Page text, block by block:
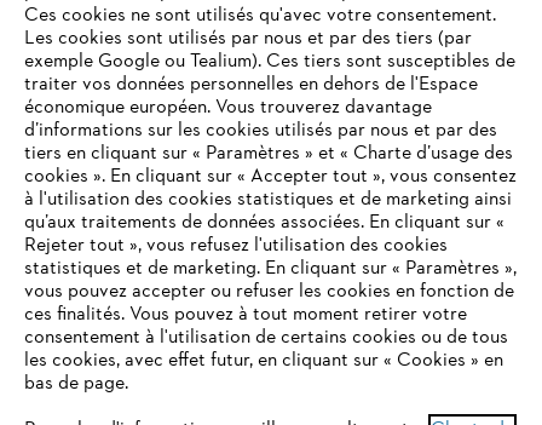
L'Entreprise
Questions / Réponses
Service
Conditions Générales de Vente
Politique de protection des données
VOTRE NAVIGATEUR INTERNET
N'EST PLUS PRIS EN CHARGE
Vous utilisez un navigateur Internet que nous ne prenons plus
en charge, et certaines fonctionnalités de notre site ne
peuvent fonctionner correctement. Pour une utilisation
Ces cookies ne sont utilisés qu'avec votre consentement.
Les cookies sont utilisés par nous et par des tiers (par
exemple Google ou Tealium). Ces tiers sont susceptibles de
traiter vos données personnelles en dehors de l'Espace
économique européen. Vous trouverez davantage
d’informations sur les cookies utilisés par nous et par des
tiers en cliquant sur « Paramètres » et « Charte d’usage des
cookies ». En cliquant sur « Accepter tout », vous consentez
à l'utilisation des cookies statistiques et de marketing ainsi
qu’aux traitements de données associées. En cliquant sur «
Rejeter tout », vous refusez l'utilisation des cookies
statistiques et de marketing. En cliquant sur « Paramètres »,
vous pouvez accepter ou refuser les cookies en fonction de
ces finalités. Vous pouvez à tout moment retirer votre
consentement à l'utilisation de certains cookies ou de tous
les cookies, avec effet futur, en cliquant sur « Cookies » en
bas de page.